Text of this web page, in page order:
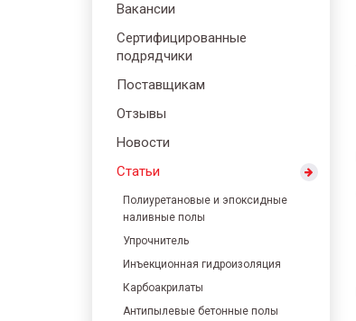
Вакансии
Сертифицированные
подрядчики
Поставщикам
Отзывы
Новости
Статьи
Полиуретановые и эпоксидные
наливные полы
Упрочнитель
Инъекционная гидроизоляция
Карбоакрилаты
Антипылевые бетонные полы